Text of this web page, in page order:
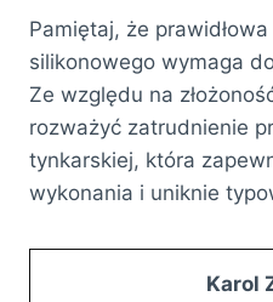
Pamiętaj, że
silikonowego wymaga
Ze względu na
rozważyć zatrudnienie
tynkarskiej, która
wykonania i uniknie
Karol